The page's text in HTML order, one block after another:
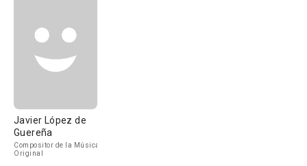
Javier López de
Guereña
Compositor de la Música
Original